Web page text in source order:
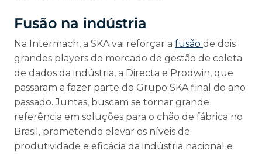
Fusão na indústria
Na Intermach, a SKA vai reforçar a fusão de dois
grandes players do mercado de gestão de coleta
de dados da indústria, a Directa e Prodwin, que
passaram a fazer parte do Grupo SKA final do ano
passado. Juntas, buscam se tornar grande
referência em soluções para o chão de fábrica no
Brasil, prometendo elevar os níveis de
produtividade e eficácia da indústria nacional e